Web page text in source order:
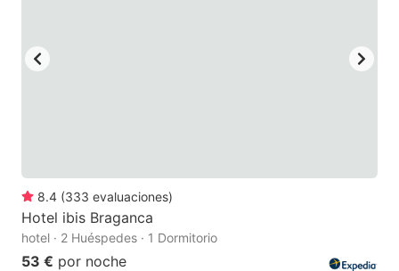
8.4 (333 evaluaciones)
Hotel ibis Braganca
hotel · 2 Huéspedes · 1 Dormitorio
53 € por noche